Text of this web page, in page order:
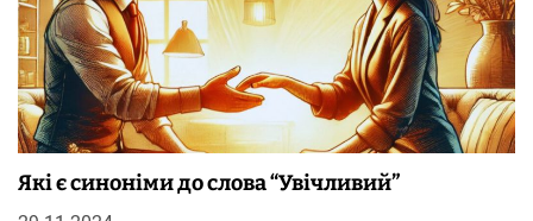
Які є синоніми до слова “Увічливий”